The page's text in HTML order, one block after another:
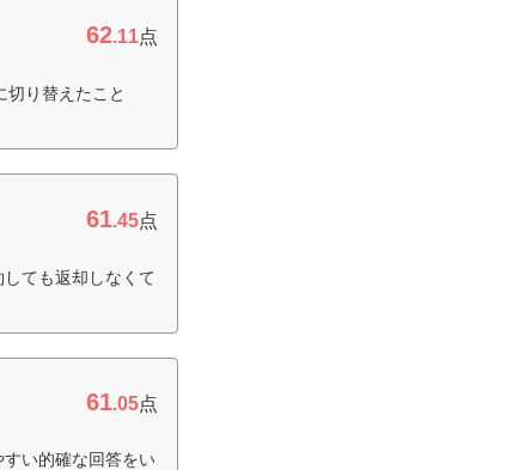
62.11点
切り替えたこと
61.45点
ても返却しなくて
61.05点
い的確な回答をい